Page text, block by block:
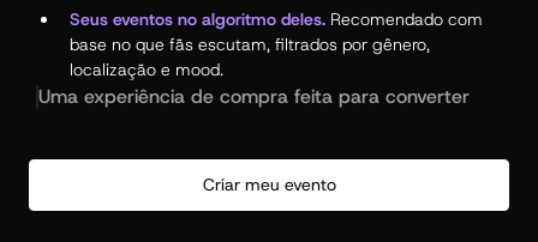
Seus eventos no algoritmo deles. Recomendado com
base no que fãs escutam, filtrados por gênero,
localização e mood.
Uma experiência de compra feita para converter
se sentem seguros, compram sem pensar duas vezes.
Lista de espera com compra automática.
Criar meu evento